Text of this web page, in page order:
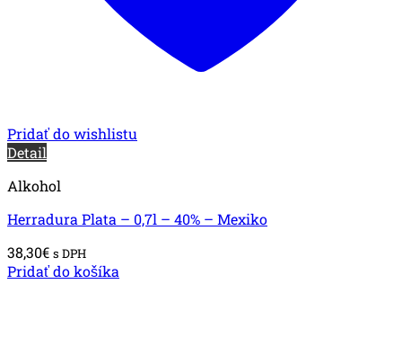
Pridať do wishlistu
Detail
Alkohol
Herradura Plata – 0,7l – 40% – Mexiko
38,30€ s DPH
Pridať do košíka